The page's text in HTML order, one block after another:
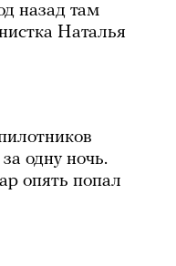
назад там
Наталья
одну ночь.
опять попал